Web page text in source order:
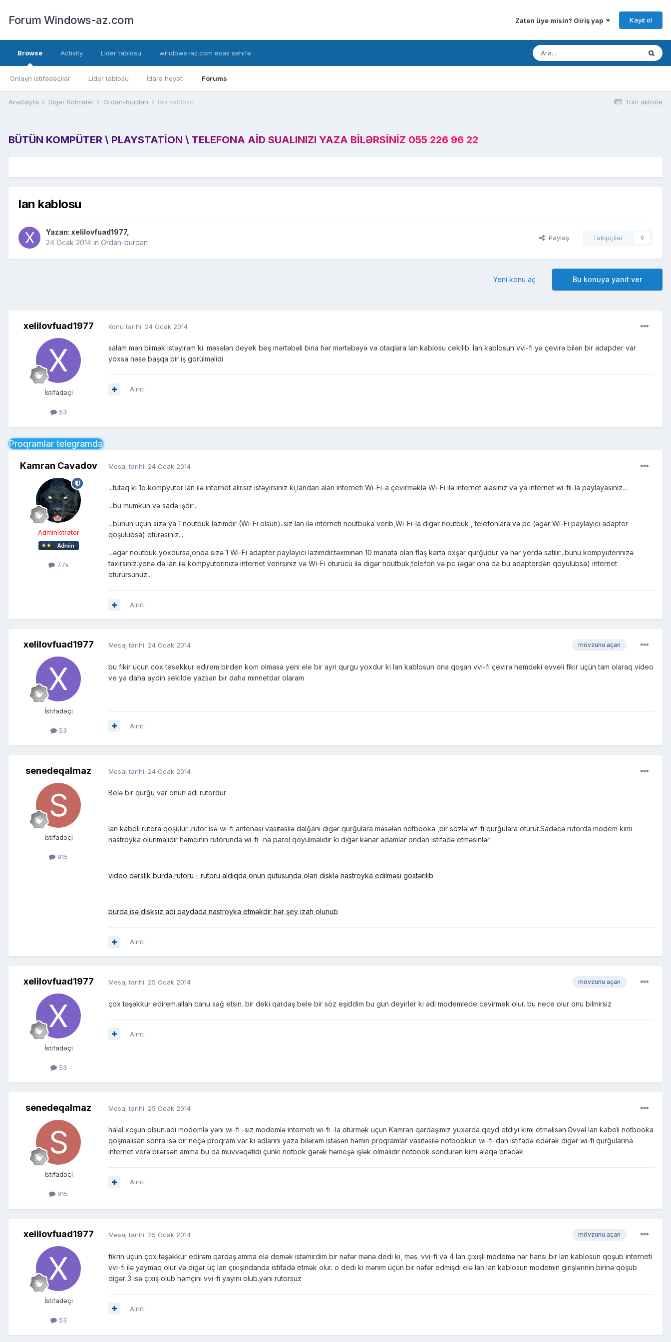
Forum Windows-az.com Zaten üye misin? Giriş yap Kayıt ol
Browse
Onlayn istifadəçilər Lider tablosu İdarə heyəti Forums
Activity Lider tablosu windows-az.com əsas səhifə
Tüm aktivite
AnaSayfa Digər Bölmələr Ordan-burdan lan kablosu
BÜTÜN KOMPÜTER \ PLAYSTATION \ TELEFONA AID SUALINIZI YAZA BILƏRSINIZ 055 226 96 22
lan kablosu
Yazan: xelilovfuad1977,
24 Ocak 2014 in Ordan-burdan
Paylaş Takipçiler 0
Bu konuya yanıt ver
Yeni konu aç
xelilovfuad1977
İstifadəçi
53
Konu tarihi: 24 Ocak 2014
salam mən bilmək istəyirəm ki. məsələn deyek beş mərtəbəli bina hər mərtəbəyə və otaqlara lan kablosu cekilib .lan kablosun vvi-fi yə çevirə bilən bir adapder var
yoxsa nəsə başqa bir iş gorülməlidi
Alıntı
Proqramlar telegramda
Kamran Cavadov
Administrator
7.7k
Mesaj tarihi: 24 Ocak 2014
...tutaq ki 1o kompyuter lan ilə internet alır.siz istəyirsiniz ki,landan alan interneti Wi-Fi-a çevirməklə Wi-Fi ilə internet alasınız və ya internet wi-fil-la paylayasınız...
...bu mümkün və sadə işdir...
...bunun üçün sizə ya 1 noutbuk lazımdır (Wi-Fi olsun)..siz lan ilə interneti noutbuka verib,Wi-Fi-la digər noutbuk , telefonlara və pc (əgər Wi-Fi paylayıcı adapter
qoşulubsa) ötürəsiniz...
...əgər noutbuk yoxdursa,onda sizə 1 Wi-Fi adapter paylayıcı lazımdır.təxminən 10 manata olan flaş karta oxşar qurğudur və hər yerdə satılır...bunu kompyuterinizə
taxırsınız.yenə də lan ilə kompyuterinizə internet verirsiniz və Wi-Fi ötürücü ilə digər noutbuk,telefon və pc (əgər ona da bu adapterdən qoyulubsa) internet
ötürürsünüz...
Alıntı
xelilovfuad1977
İstifadəçi
53
mövzunu açan
Mesaj tarihi: 24 Ocak 2014
bu fikir ucun cox tesekkur edirem birden kom olmasa yeni ele bir ayri qurgu yoxdur ki lan kablosun ona qoşan vvi-fi çevirə hemdəki evveli fikir uçün tam olaraq video
ve ya daha aydin sekilde yazsan bir daha minnetdar olaram
Alıntı
senedeqalmaz
İstifadəçi
915
Mesaj tarihi: 24 Ocak 2014
Belə bir qurğu var onun adı rutordur .
lan kabeli rutora qoşulur .rutor isə wi-fi antenası vasitəsilə dalğanı digər qurğulara məsələn notbooka ,bir sözlə wf-fi qurğulara ötürür.Sadəcə rutorda modem kimi
nastroyka olunmalıdır həmcinin rutorunda wi-fi -na parol qoyulmalıdır ki digər kənar adamlar ondan istifadə etməsinlər
video dərslik burda rutoru - rutoru aldıqda onun qutusunda olan disklə nastroyka edilməsi göstərilib
burda isə disksiz adi qaydada nastroyka etməkdir hər şey izah olunub
Alıntı
xelilovfuad1977
İstifadəçi
53
mövzunu açan
Mesaj tarihi: 25 Ocak 2014
çox təşəkkur edirem.allah canu sağ etsin. bir deki qardaş bele bir söz eşiddim bu gun deyirler ki adi modemlede cevirmek olur. bu nece olur onu bilmirsiz
Alıntı
senedeqalmaz
İstifadəçi
915
Mesaj tarihi: 25 Ocak 2014
halal xoşun olsun.adi modemlə yəni wi-fi -sız modemlə interneti wi-fi -la ötürmək üçün Kamran qardaşımız yuxarda qeyd etdiyi kimi etməlisən.Əvvəl lan kabeli notbooka
qoşmalısan sonra isə bir neçə proqram var ki adlarını yaza bilərəm istəsən həmin proqramlar vasitəsilə notbookun wi-fi-dan istifadə edərək digər wi-fi qurğularına
internet verə bilərsən amma bu da müvvəqətidi çünki notbok gərək həmeşə işlək olmalıdır notbook söndürən kimi əlaqə bitəcək
Alıntı
xelilovfuad1977
İstifadəçi
53
mövzunu açan
Mesaj tarihi: 25 Ocak 2014
fikrin üçün çox təşəkkür edirəm qardaş.amma elə demək istəmirdim bir nəfər mənə dedi ki, məs. vvi-fi və 4 lan çıxışlı modemə hər hansı bir lan kablosun qoşub interneti
vvi-fi ilə yaymaq olur və digər üç lan çıxışındanda istifadə etmək olur. o dedi ki mənim üçün bir nəfər edmişdi elə lan lan kablosun modemin girişlərinin birinə qoşub
digər 3 isə çıxış olub həmçini vvi-fi yayını olub.yəni rutorsuz
Alıntı